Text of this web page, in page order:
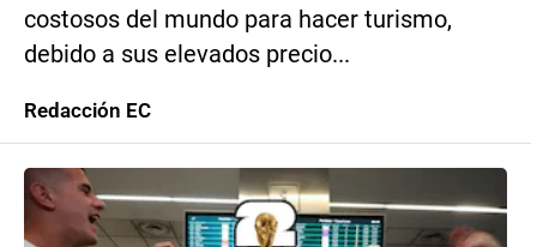
costosos del mundo para hacer turismo,
debido a sus elevados precio...
Redacción EC